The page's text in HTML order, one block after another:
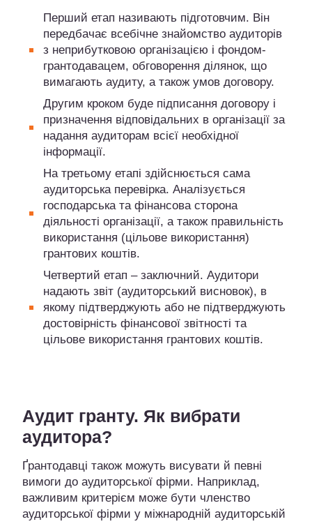
Перший етап називають підготовчим. Він
передбачає всебічне знайомство аудиторів
з неприбутковою організацією і фондом-
грантодавацем, обговорення ділянок, що
вимагають аудиту, а також умов договору.
Другим кроком буде підписання договору і
призначення відповідальних в організації за
надання аудиторам всієї необхідної
інформації.
На третьому етапі здійснюється сама
аудиторська перевірка. Аналізується
господарська та фінансова сторона
діяльності організації, а також правильність
використання (цільове використання)
грантових коштів.
Четвертий етап – заключний. Аудитори
надають звіт (аудиторський висновок), в
якому підтверджують або не підтверджують
достовірність фінансової звітності та
цільове використання грантових коштів.
Аудит гранту. Як вибрати
аудитора?
Ґрантодавці також можуть висувати й певні
вимоги до аудиторської фірми. Наприклад,
важливим критерієм може бути членство
аудиторської фірми у міжнародній аудиторській